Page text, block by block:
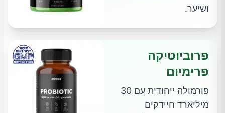
ושיער.
פרוביוטיקה
פרימיום
פורמולה ייחודית עם 30
מיליארד חיידקים